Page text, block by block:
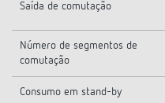
Saída de comutação
Número de segmentos de
comutação
Consumo em stand-by